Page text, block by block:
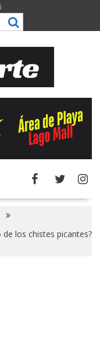
los chistes picantes?